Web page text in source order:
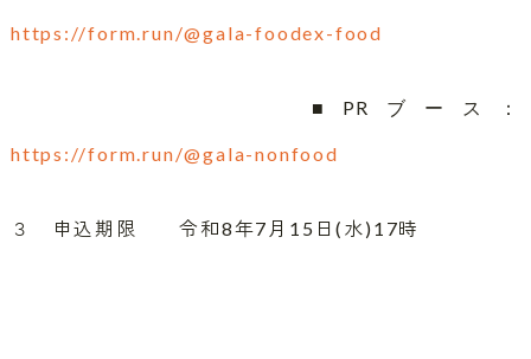
https://form.run/@gala-foodex-food
■ PR ブース：
https://form.run/@gala-nonfood
３ 申込期限 令和8年7月15日(水)17時